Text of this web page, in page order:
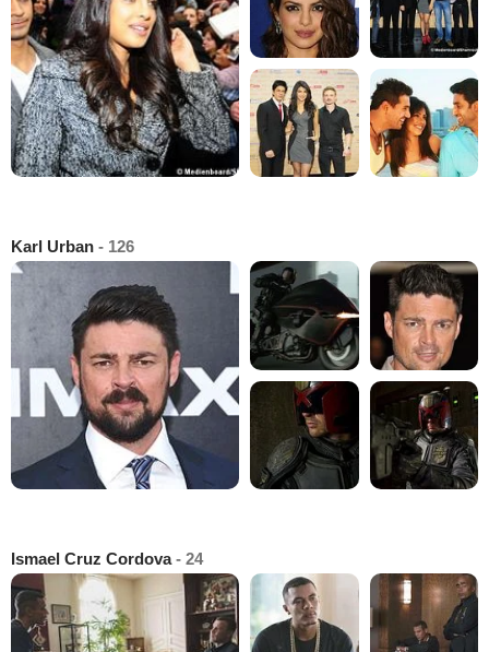
Karl Urban - 126
Ismael Cruz Cordova- 24